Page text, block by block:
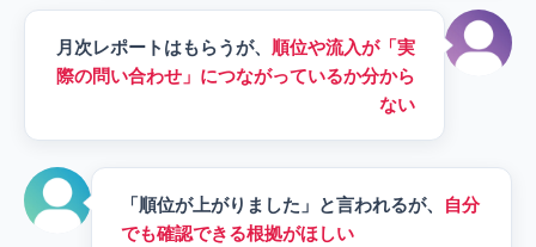
月次レポートはもらうが、 順位や流入が「実
際の問い合わせ」につながっているか分から
ない
「順位が上がりました」と言われるが、 自分
でも確認できる根拠がほしい